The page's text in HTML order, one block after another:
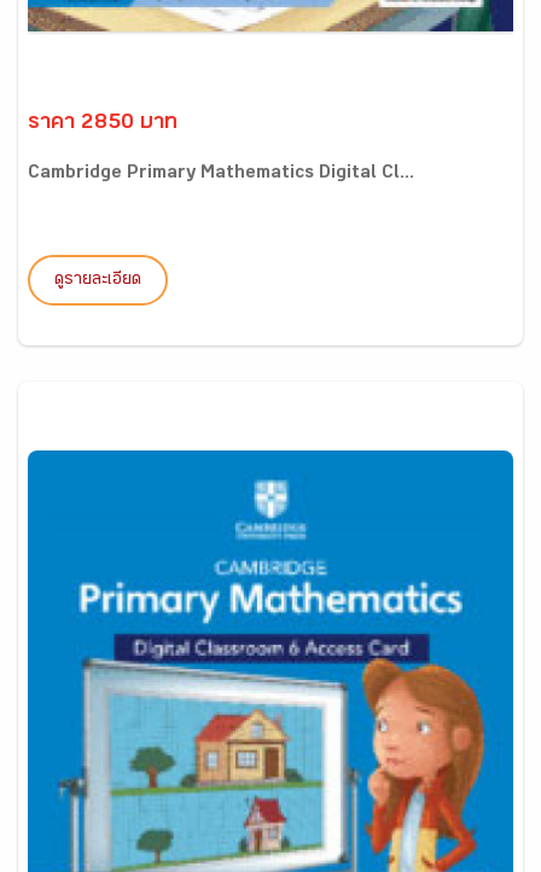
ราคา 2850 บาท
Cambridge Primary Mathematics Digital Cl...
ดูรายละเอียด